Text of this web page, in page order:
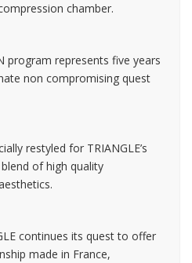
chamber.
program represents five years
non compromising quest
restyled for TRIANGLE’s
of high quality
continues its quest to offer
made in France,